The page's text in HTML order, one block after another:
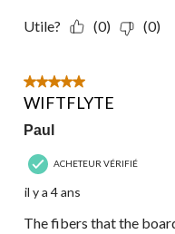
Utile? (0) (0)
5 étoile(s) sur 5.
WIFTFLYTE
Paul
ACHETEUR VÉRIFIÉ
il y a 4 ans
The fibers that the